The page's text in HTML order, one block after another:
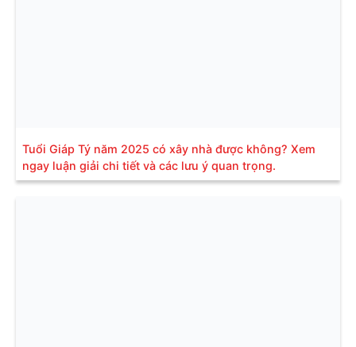
Tuổi Giáp Tý năm 2025 có xây nhà được không? Xem
ngay luận giải chi tiết và các lưu ý quan trọng.